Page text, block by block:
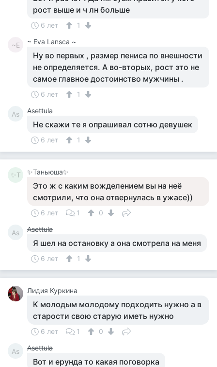
рост выше и ч лн больше
6 лет 1
~E ~ Eva Lansca ~
Ну во первых , размер пениса по внешности
не определяется. А во-вторых, рост это не
самое главное достоинство мужчины .
6 лет 1
As Asettula
Не скажи те я опрашивал сотню девушек
6 лет 1
✨Т ✨Таньюша✨
Это ж с каким вожделением вы на неё
смотрили, что она отвернулась в ужасе))
6 лет 1 0
As Asettula
Я шел на остановку а она смотрела на меня
6 лет 1
Лидия Куркина
К молодым молодому подходить нужно а в
старости свою старую иметь нужно
6 лет 1 0
As Asettula
Вот и ерунда то какая поговорка